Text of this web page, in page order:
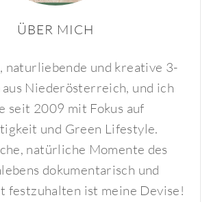
ÜBER MICH
naturliebende und kreative 3-
aus Niederösterreich, und ich
seit 2009 mit Fokus auf
und Green Lifestyle.
natürliche Momente des
dokumentarisch und
festzuhalten ist meine Devise!